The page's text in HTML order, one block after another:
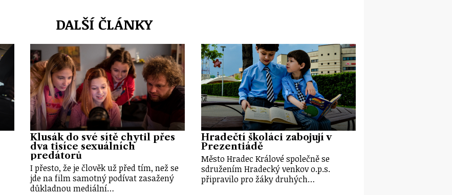
DALŠÍ ČLÁNKY
Klusák do své sítě chytil přes
dva tisíce sexuálních
predátorů
I přesto, že je člověk už před tím, než se
jde na film samotný podívat zasažený
důkladnou mediální…
Hradečtí školáci zabojují v
Prezentiádě
Město Hradec Králové společně se
sdružením Hradecký venkov o.p.s.
připravilo pro žáky druhých…